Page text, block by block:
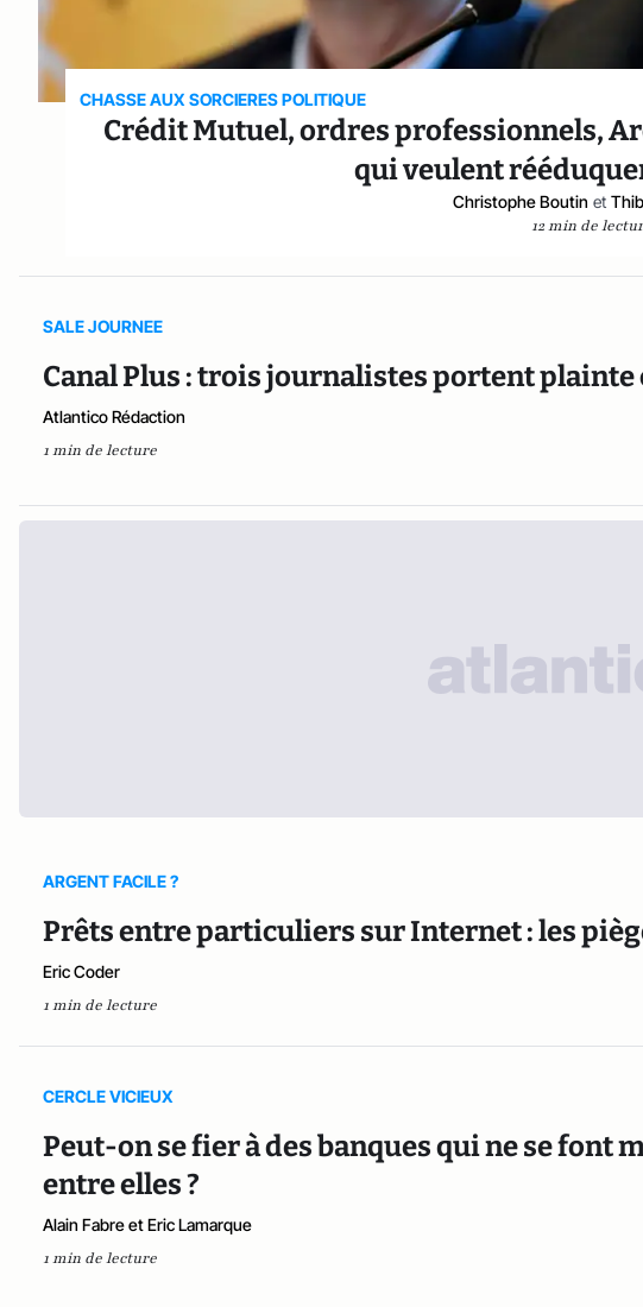
CHASSE AUX SORCIERES POLITIQUE
Crédit Mutuel, ordres professionnels,
qui veulent
Christophe Boutin et
12 min de
SALE JOURNEE
Canal Plus : trois journalistes portent
Atlantico Rédaction
1 min de lecture
ARGENT FACILE ?
Prêts entre particuliers sur Internet : les
Eric Coder
1 min de lecture
CERCLE VICIEUX
Peut-on se fier à des banques qui ne se font
entre elles ?
Alain Fabre et Eric Lamarque
1 min de lecture